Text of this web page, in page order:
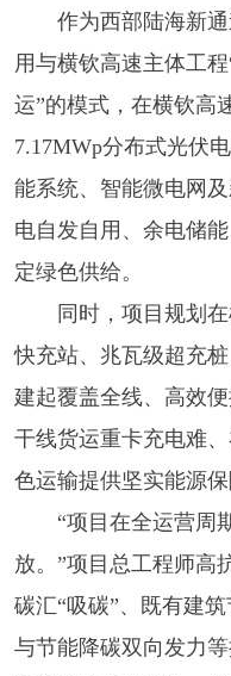
作为西部陆海新
用与横钦高速主体工
运”的模式，在横钦高
7.17MWp分布式光伏
能系统、智能微电网
电自发自用、余电储
定绿色供给。
同时，项目规划
快充站、兆瓦级超充
建起覆盖全线、高效
干线货运重卡充电难
色运输提供坚实能源保
“项目在全运营周
放。”项目总工程师高
碳汇“吸碳”、既有建
与节能降碳双向发力